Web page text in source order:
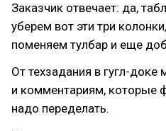
Заказчик отвечает: да,
уберем вот эти три
поменяем тулбар и еще
От техзадания в гугл-
и комментариям, которые
надо переделать.